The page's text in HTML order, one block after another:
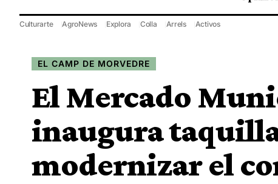
Culturarte AgroNews Explora Colla Arrels Activos
EL CAMP DE MORVEDRE
El Mercado
inaugura
modernizar el